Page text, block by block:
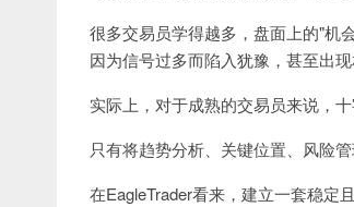
很多交易员学得越多，盘面上的"机
因为信号过多而陷入犹豫，甚至出现
实际上，对于成熟的交易员来说，
只有将趋势分析、关键位置、风险
在EagleTrader看来，建立一套稳定